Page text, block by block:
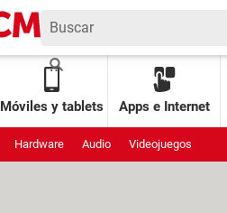
Móviles y tablets Apps e Internet
Hardware Audio Videojuegos